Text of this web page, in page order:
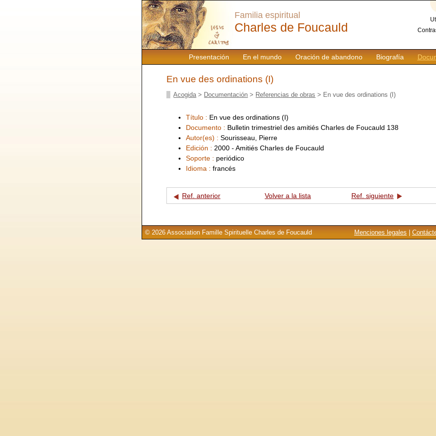
Presentación En el mundo Oración de abandono Biografía
Familia espiritual
Charles de Foucauld
En vue des ordinations (I)
Acogida > Documentación > Referencias de obras > En vue des ordinations (I)
Título : En vue des ordinations (I)
Documento : Bulletin trimestriel des amitiés Charles de Foucauld 138
Autor(es) : Sourisseau, Pierre
Edición : 2000 - Amitiés Charles de Foucauld
Soporte : periódico
Idioma : francés
Ref. anterior Volver a la lista Ref. siguiente
Menciones legales
© 2026 Association Famille Spirituelle Charles de Foucauld